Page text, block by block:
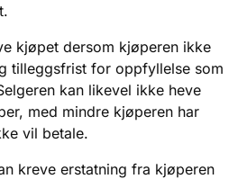
kjøpet dersom kjøperen ikke
tilleggsfrist for oppfyllelse som
kan likevel ikke heve
med mindre kjøperen har
vil betale.
kreve erstatning fra kjøperen